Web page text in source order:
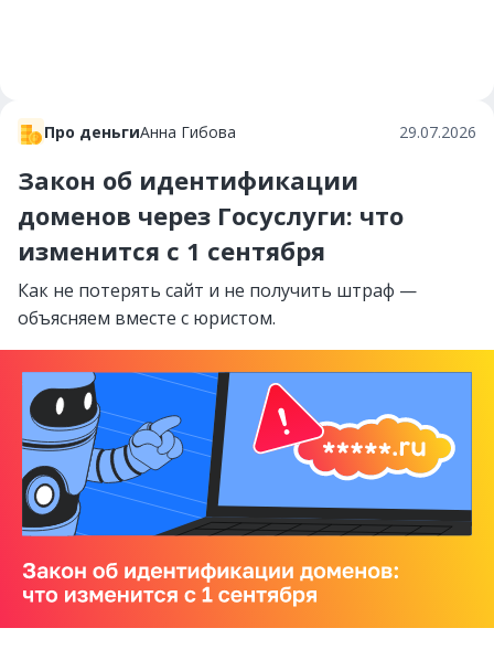
Про деньгиАнна Гибова 29.07.2026
Закон об идентификации
доменов через Госуслуги: что
изменится с 1 сентября
Как не потерять сайт и не получить штраф —
объясняем вместе с юристом.